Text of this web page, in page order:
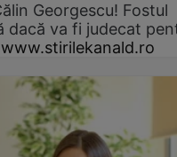
Georgescu! Fostul
dacă va fi judecat
www.stirilekanald.ro